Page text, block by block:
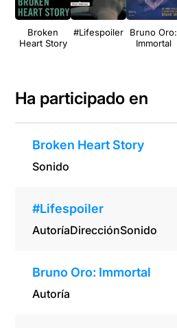
Broken
Heart Story
#Lifespoiler
Bruno Oro:
Immortal
Ha participado en
Broken Heart Story
Sonido
#Lifespoiler
AutoríaDirecciónSonido
Bruno Oro: Immortal
Autoría